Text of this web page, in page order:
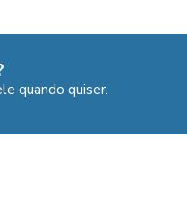
quando quiser.